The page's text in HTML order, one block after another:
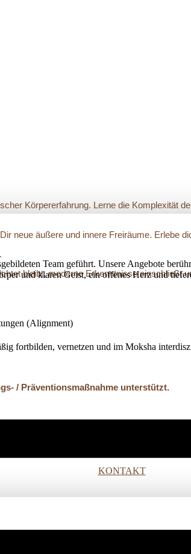
Team geführt. Unsere Angebote
und klaren Geist, ein offenes Herz und
fortbilden, vernetzen und im Moksha
KONTAKT
Körpererfahrung. Lerne die Komplexität
neue äußere und innere Freiräume. Erlebe
bleibt, moderne Erkenntnisse
(Alignment)
/ Präventions­maßnahme unterstützt.